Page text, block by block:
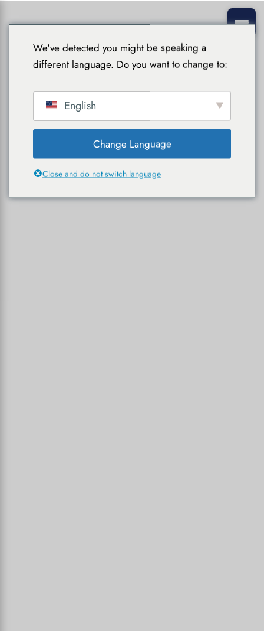
We've detected you might be speaking a
different language. Do you want to change to:
English
Change Language
Close and do not switch language